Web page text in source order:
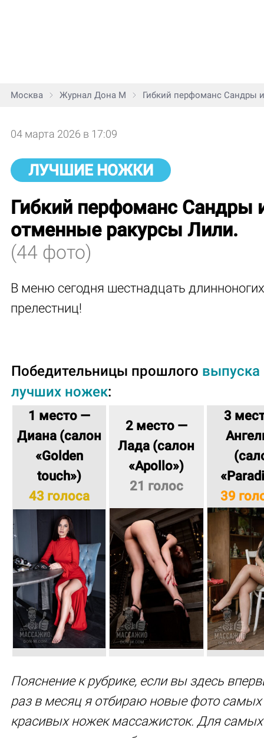
Москва Журнал Дона М Гибкий перфоманс Сандры
04 марта 2026 в 17:09
ЛУЧШИЕ НОЖКИ
Гибкий перфоманс Сандры
отменные ракурсы Лили.
(44 фото)
В меню сегодня шестнадцать длинноногих
прелестниц!
Победительницы прошлого выпуска
лучших ножек:
1 место —
Диана (салон
«Golden
touch»)
43 голоса
2 место —
Лада (салон
«Apollo»)
21 голос
3
39
Пояснение к рубрике, если вы здесь
раз в месяц я отбираю новые фото самых
красивых ножек массажисток. Для самых